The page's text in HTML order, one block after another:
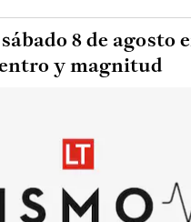
8 de agosto
y magnitud